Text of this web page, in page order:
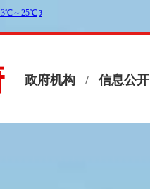
政府机构 / 信息公开